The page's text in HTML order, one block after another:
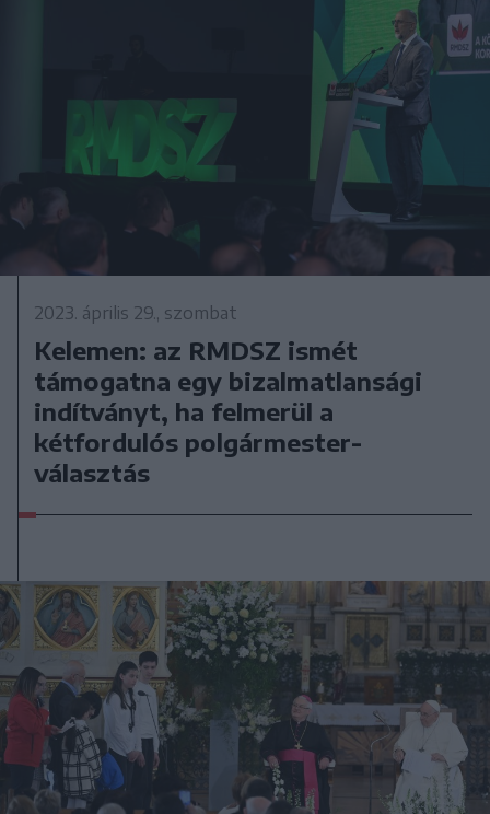
2023. április 29., szombat
Kelemen: az RMDSZ ismét
támogatna egy bizalmatlansági
indítványt, ha felmerül a
kétfordulós polgármester-
választás